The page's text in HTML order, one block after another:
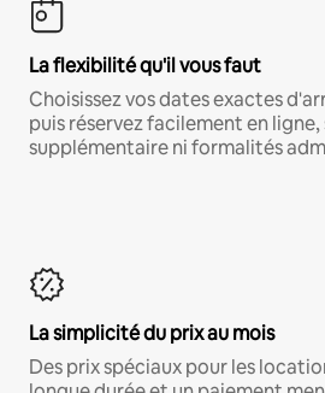
La flexibilité qu'il vous faut
Choisissez vos dates exactes
puis réservez facilement en
supplémentaire ni formalités
La simplicité du prix au mois
Des prix spéciaux pour les